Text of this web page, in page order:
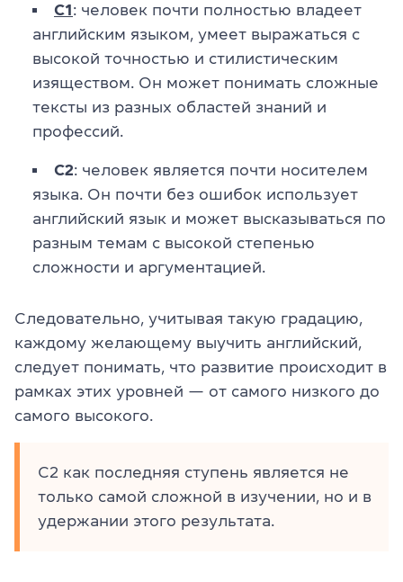
C1: человек почти полностью владеет
английским языком, умеет выражаться с
высокой точностью и стилистическим
изяществом. Он может понимать сложные
тексты из разных областей знаний и
профессий.
C2: человек является почти носителем
языка. Он почти без ошибок использует
английский язык и может высказываться по
разным темам с высокой степенью
сложности и аргументацией.
Следовательно, учитывая такую градацию,
каждому желающему выучить английский,
следует понимать, что развитие происходит в
рамках этих уровней — от самого низкого до
самого высокого.
C2 как последняя ступень является не
только самой сложной в изучении, но и в
удержании этого результата.